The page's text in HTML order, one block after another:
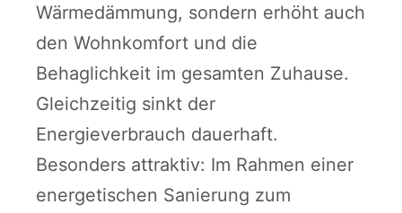
Wärmedämmung, sondern erhöht auch
den Wohnkomfort und die
Behaglichkeit im gesamten Zuhause.
Gleichzeitig sinkt der
Energieverbrauch dauerhaft.
Besonders attraktiv: Im Rahmen einer
energetischen Sanierung zum